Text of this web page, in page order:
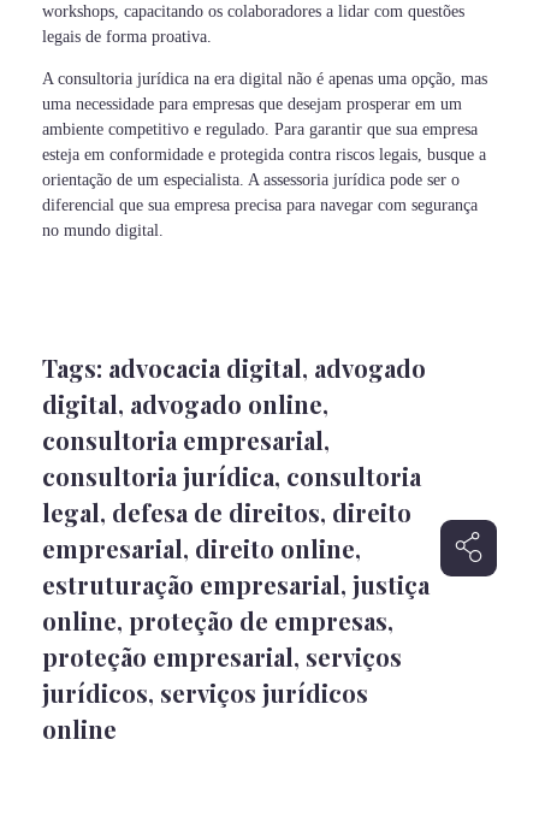
workshops, capacitando os colaboradores a lidar com questões
legais de forma proativa.
A consultoria jurídica na era digital não é apenas uma opção, mas
uma necessidade para empresas que desejam prosperar em um
ambiente competitivo e regulado. Para garantir que sua empresa
esteja em conformidade e protegida contra riscos legais, busque a
orientação de um especialista. A assessoria jurídica pode ser o
diferencial que sua empresa precisa para navegar com segurança
no mundo digital.
Tags: advocacia digital, advogado
digital, advogado online,
consultoria empresarial,
consultoria jurídica, consultoria
legal, defesa de direitos, direito
empresarial, direito online,
estruturação empresarial, justiça
online, proteção de empresas,
proteção empresarial, serviços
jurídicos, serviços jurídicos
online